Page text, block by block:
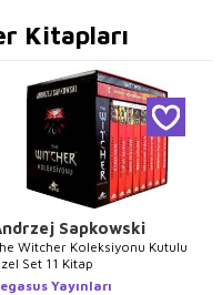
Kitapları
Sapkowski
Witcher Koleksiyonu Kutulu
Set 11 Kitap
Yayınları